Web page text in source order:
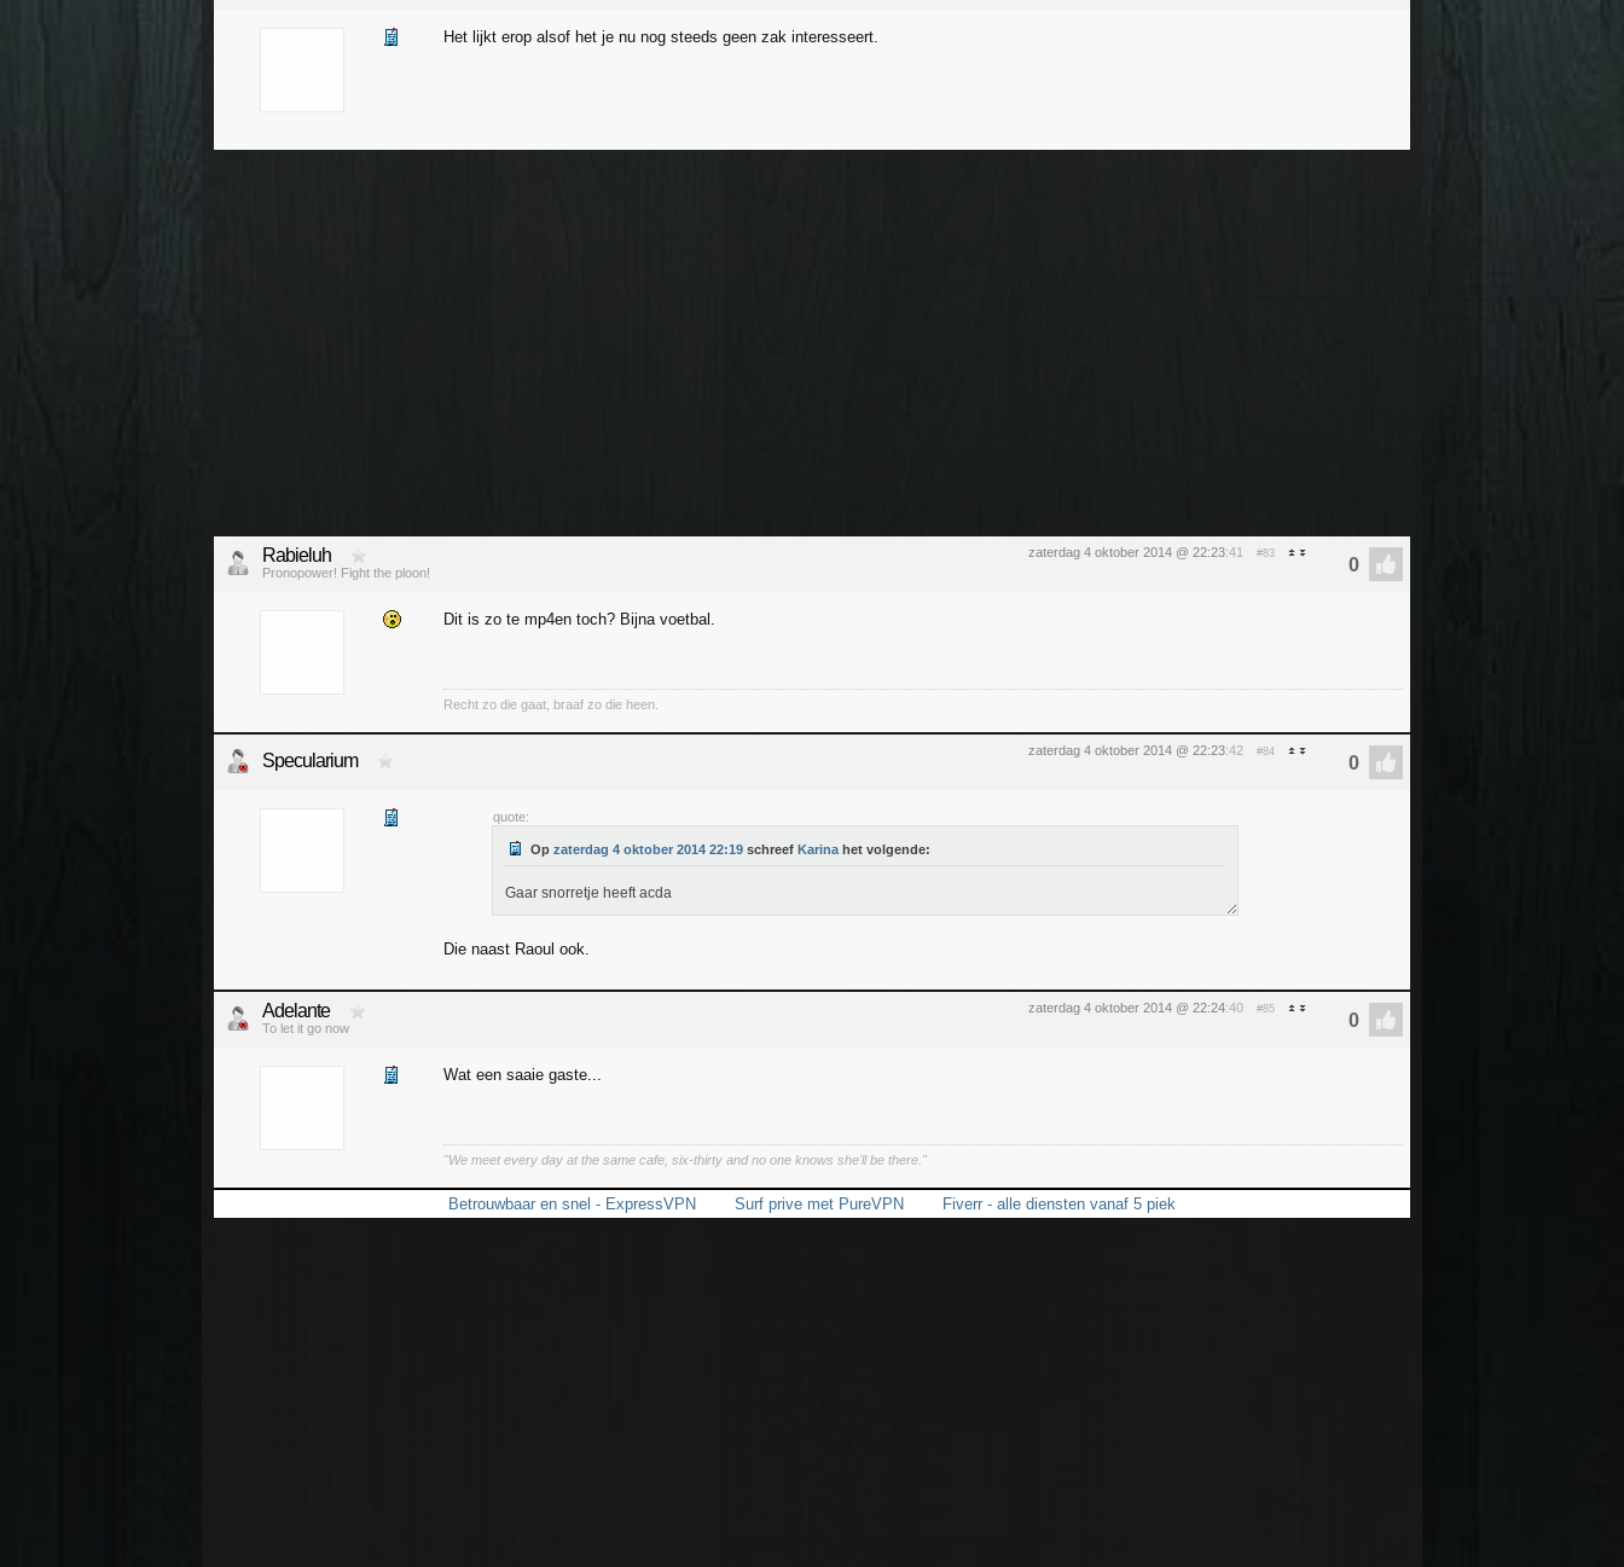
Het lijkt erop alsof het je nu nog steeds geen zak interesseert.
zaterdag 4 oktober 2014 @ 22:23:41 #83
Rabieluh
Pronopower! Fight the ploon!
Dit is zo te mp4en toch? Bijna voetbal.
Recht zo die gaat, braaf zo die heen.
zaterdag 4 oktober 2014 @ 22:23:42 #84
Specularium
quote:
Op zaterdag 4 oktober 2014 22:19 schreef Karina het volgende:
Gaar snorretje heeft acda
Die naast Raoul ook.
zaterdag 4 oktober 2014 @ 22:24:40 #85
Adelante
To let it go now
Wat een saaie gaste...
"We meet every day at the same cafe, six-thirty and no one knows she'll be there."
Betrouwbaar en snel - ExpressVPN Surf prive met PureVPN Fiverr - alle diensten vanaf 5 piek